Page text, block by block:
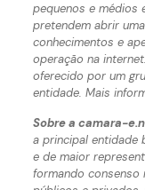
pequenos e médios
pretendem abrir
conhecimentos e
operação na
oferecido por um
entidade. Mais
Sobre a camara-
a principal entidade
e de maior
formando consenso